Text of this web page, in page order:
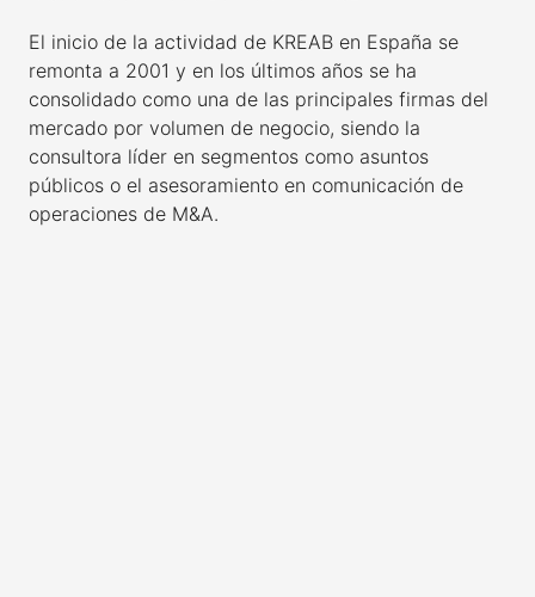
El inicio de la actividad de KREAB en España se
remonta a 2001 y en los últimos años se ha
consolidado como una de las principales firmas del
mercado por volumen de negocio, siendo la
consultora líder en segmentos como asuntos
públicos o el asesoramiento en comunicación de
operaciones de M&A.